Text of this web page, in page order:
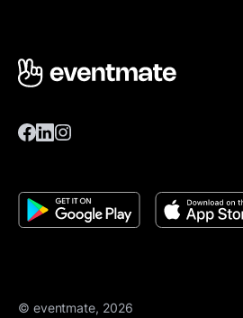
© eventmate, 2026